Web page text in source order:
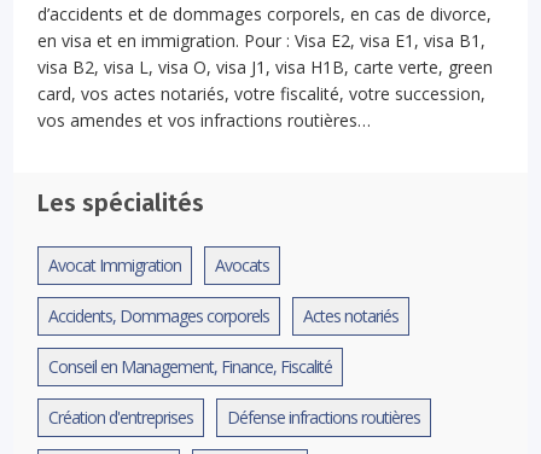
d’accidents et de dommages corporels, en cas de divorce,
en visa et en immigration. Pour : Visa E2, visa E1, visa B1,
visa B2, visa L, visa O, visa J1, visa H1B, carte verte, green
card, vos actes notariés, votre fiscalité, votre succession,
vos amendes et vos infractions routières…
Les spécialités
Avocat Immigration Avocats
Accidents, Dommages corporels Actes notariés
Conseil en Management, Finance, Fiscalité
Création d'entreprises Défense infractions routières